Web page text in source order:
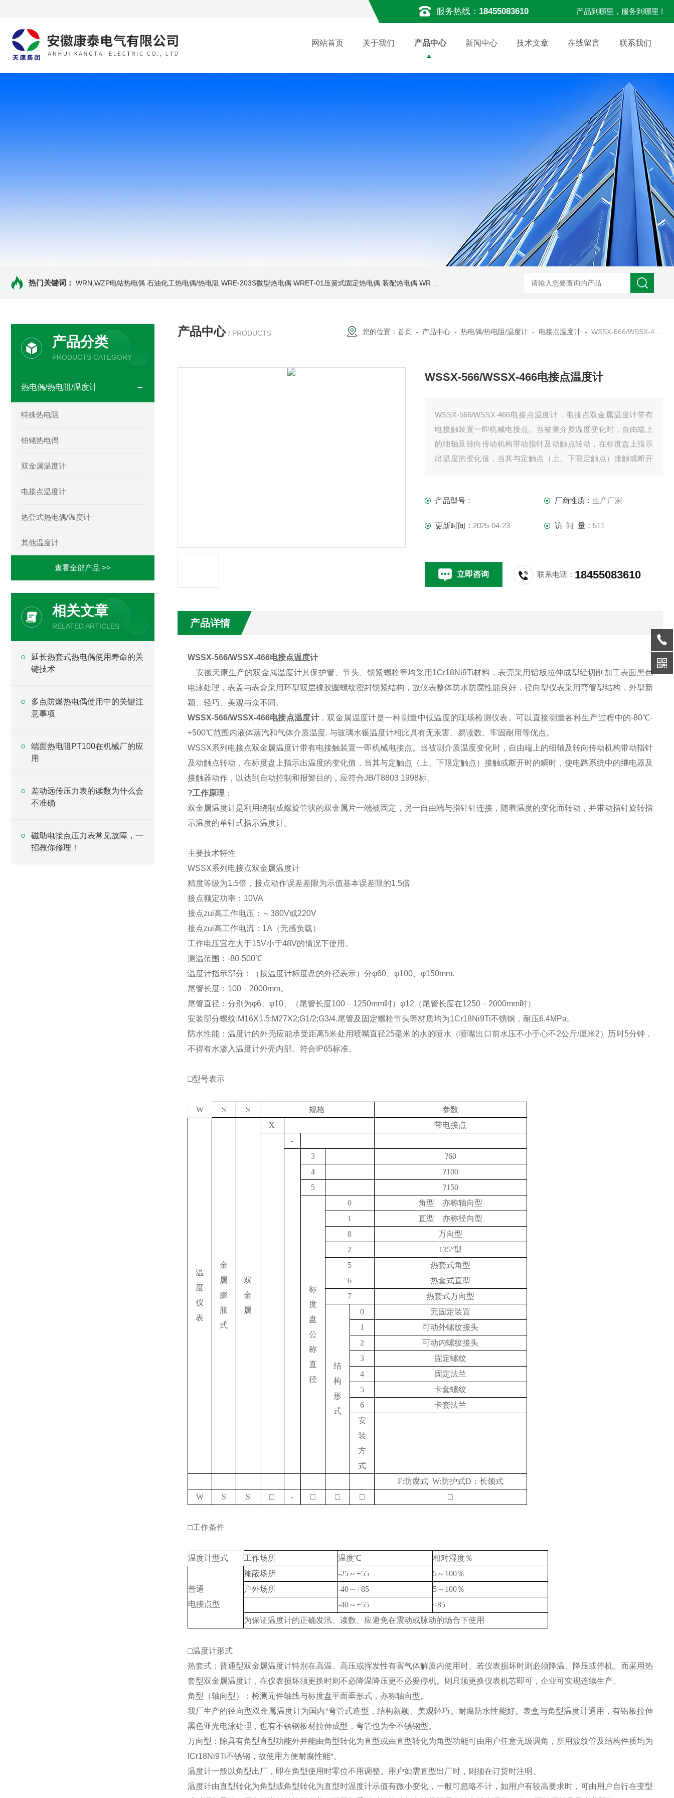
服务热线： 18455083610 产品到哪里，服务到哪里 !
网站首页 关于我们 产品中心 新闻中心 技术文章 在线留言 联系我们
热门关键词： WRN,WZP电站热电偶 石油化工热电偶/热电阻 WRE-203S微型热电偶 WRET-01压簧式固定热电偶 装配热电偶 WRP高温贵金属铂铑热电偶 WRN-530直角弯头热电偶 WRNK-231D炉管刀刃热电
产品分类
PRODUCTS CATEGORY
热电偶/热电阻/温度计
特殊热电阻
铂铑热电偶
双金属温度计
电接点温度计
热套式热电偶/温度计
其他温度计
查看全部产品 >>
相关文章
RELATED ARTICLES
延长热套式热电偶使用寿命的关
键技术
多点防爆热电偶使用中的关键注
意事项
端面热电阻PT100在机械厂的应
用
差动远传压力表的读数为什么会
不准确
磁助电接点压力表常见故障，一
招教你修理！
产品中心 / PRODUCTS 您的位置：首页 - 产品中心 -热电偶/热电阻/温度计 - 电接点温度计 -WSSX-566/WSSX-466电接点温度计
WSSX-566/WSSX-466电接点温度计
WSSX-566/WSSX-466电接点温度计，电接点双金属温度计带有
电接触装置一即机械电接点。当被测介质温度变化时，自由端上
的细轴及转向传动机构带动指针及动触点转动，在标度盘上指示
出温度的变化值，当其与定触点（上、下限定触点）接触或断开
产品型号：
厂商性质： 生产厂家
更新时间： 2025-04-23 访 问 量： 511
立即咨询 联系电话： 18455083610
产品详情
WSSX-566/WSSX-466电接点温度计
安徽天康生产的双金属温度计其保护管、节头、锁紧螺栓等均采用1Cr18Ni9Ti材料，表壳采用铝板拉伸成型经切削加工表面黑色
电泳处理，表盖与表盒采用环型双层橡胶圈螺纹密封锁紧结构，故仪表整体防水防腐性能良好，径向型仪表采用弯管型结构，外型新
颖、轻巧、美观与众不同。
WSSX-566/WSSX-466电接点温度计 ，双金属温度计是一种测量中低温度的现场检测仪表。可以直接测量各种生产过程中的-80℃-
+500℃范围内液体蒸汽和气体介质温度. 与玻璃水银温度计相比具有无汞害、易读数、牢固耐用等优点。
WSSX系列电接点双金属温度计带有电接触装置一即机械电接点。当被测介质温度变化时，自由端上的细轴及转向传动机构带动指针
及动触点转动，在标度盘上指示出温度的变化值，当其与定触点（上、下限定触点）接触或断开时的瞬时，使电路系统中的继电器及
接触器动作，以达到自动控制和报警目的，应符合JB/T8803 1998标。
?工作原理 ：
双金属温度计是利用绕制成螺旋管状的双金属片一端被固定，另一自由端与指针针连接，随着温度的变化而转动，并带动指针旋转指
示温度的单针式指示温度计。
主要技术特性
WSSX系列电接点双金属温度计
精度等级为1.5倍，接点动作误差差限为示值基本误差限的1.5倍
接点额定功率：10VA
接点zui高工作电压：～380V或220V
接点zui高工作电流：1A（无感负载）
工作电压宜在大于15V小于48V的情况下使用。
测温范围：-80-500℃
温度计指示部分：（按温度计标度盘的外径表示）分φ60、φ100、φ150mm.
尾管长度：100－2000mm。
尾管直径：分别为φ6、φ10、（尾管长度100－1250mm时）φ12（尾管长度在1250－2000mm时）
安装部分螺纹:M16X1.5;M27X2;G1/2;G3/4.尾管及固定螺栓节头等材质均为1Cr18Ni9Ti不锈钢，耐压6.4MPa。
防水性能：温度计的外壳应能承受距离5米处用喷嘴直径25毫米的水的喷水（喷嘴出口前水压不小于心不2公斤/厘米2）历时5分钟，
不得有水渗入温度计外壳内部。符合IP65标准。
□型号表示
W S S 规格 参数
温
度
仪
表
金
属
膨
胀
式
双
金
属
X
带电接点
-
3
?60
4
?100
5
?150
标
度
盘
公
称
直
径
0
角型 亦称轴向型
1
直型 亦称径向型
8
万向型
2
135°型
5
热套式角型
6
热套式直型
7
热套式万向型
结
构
形
式
0
无固定装置
1
可动外螺纹接头
2
可动内螺纹接头
3
固定螺纹
4
固定法兰
5
卡套螺纹
6
卡套法兰
安
装
方
式
F:防腐式 W:防护式D：长颈式
W
S S □ - □ □ □ □
□工作条件
温度计型式 工作场所 温度℃ 相对湿度％
普通
电接点型
掩蔽场所 -25～+55
5～100％
户外场所
-40～+85
5～100％
-40～+55
<85
为保证温度计的正确发汛、读数、应避免在震动或脉动的场合下使用
□温度计形式
热套式：普通型双金属温度计特别在高温、高压或挥发性有害气体解质内使用时、若仪表损坏时则必须降温、降压或停机。而采用热
套型双金属温度计，在仪表损坏须更换时则不必降温降压更不必要停机。则只须更换仪表机芯即可，企业可实现连续生产。
角型（轴向型）：检测元件轴线与标度盘平面垂形式，亦称轴向型。
我厂生产的径向型双金属温度计为国内*弯管式造型，结构新颖、美观轻巧。耐腐防水性能好。表盒与角型温度计通用，有铝板拉伸
黑色亚光电泳处理，也有不锈钢板材拉伸成型，弯管也为全不锈钢型。
万向型：除具有角型直型功能外并能由角型转化为直型或由直型转化为角型功能可由用户任意无级调角，所用波纹管及结构件质均为
lCr18Ni9Ti不锈钢，故使用方便耐腐性能*。
温度计一般以角型出厂，即在角型使用时零位不用调整。用户如需直型出厂时，则须在订货时注明。
温度计由直型转化为角型或角型转化为直型时温度计示值有微小变化，一般可忽略不计，如用户有较高要求时，可由用户自行在变型